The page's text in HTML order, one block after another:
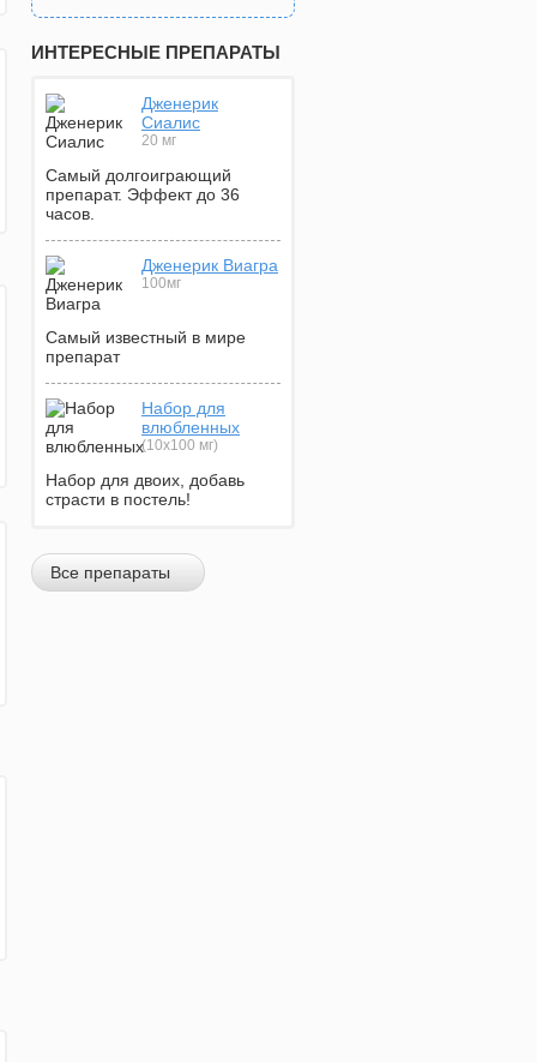
ИНТЕРЕСНЫЕ ПРЕПАРАТЫ
Дженерик
Сиалис
20 мг
Самый долгоиграющий
препарат. Эффект до 36
часов.
Дженерик Виагра
100мг
Самый известный в мире
препарат
Набор для
влюбленных
(10х100 мг)
Набор для двоих, добавь
страсти в постель!
Все препараты